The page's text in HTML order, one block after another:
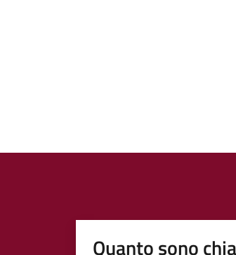
Quanto sono